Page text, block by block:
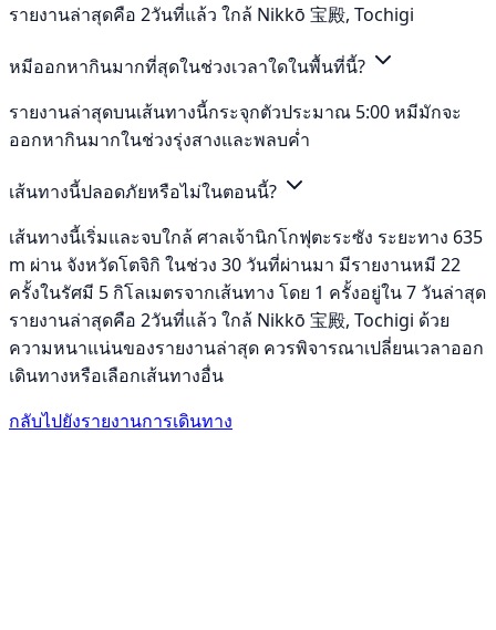
รายงานล่าสุดคือ 2วันที่แล้ว ใกล้ Nikkō 宝殿, Tochigi
หมีออกหากินมากที่สุดในช่วงเวลาใดในพื้นที่นี้?
รายงานล่าสุดบนเส้นทางนี้กระจุกตัวประมาณ 5:00 หมีมักจะ
ออกหากินมากในช่วงรุ่งสางและพลบค่ำ
เส้นทางนี้ปลอดภัยหรือไม่ในตอนนี้?
เส้นทางนี้เริ่มและจบใกล้ ศาลเจ้านิกโกฟุตะระซัง ระยะทาง 635
m ผ่าน จังหวัดโตจิกิ ในช่วง 30 วันที่ผ่านมา มีรายงานหมี 22
ครั้งในรัศมี 5 กิโลเมตรจากเส้นทาง โดย 1 ครั้งอยู่ใน 7 วันล่าสุด
รายงานล่าสุดคือ 2วันที่แล้ว ใกล้ Nikkō 宝殿, Tochigi ด้วย
ความหนาแน่นของรายงานล่าสุด ควรพิจารณาเปลี่ยนเวลาออก
เดินทางหรือเลือกเส้นทางอื่น
กลับไปยังรายงานการเดินทาง